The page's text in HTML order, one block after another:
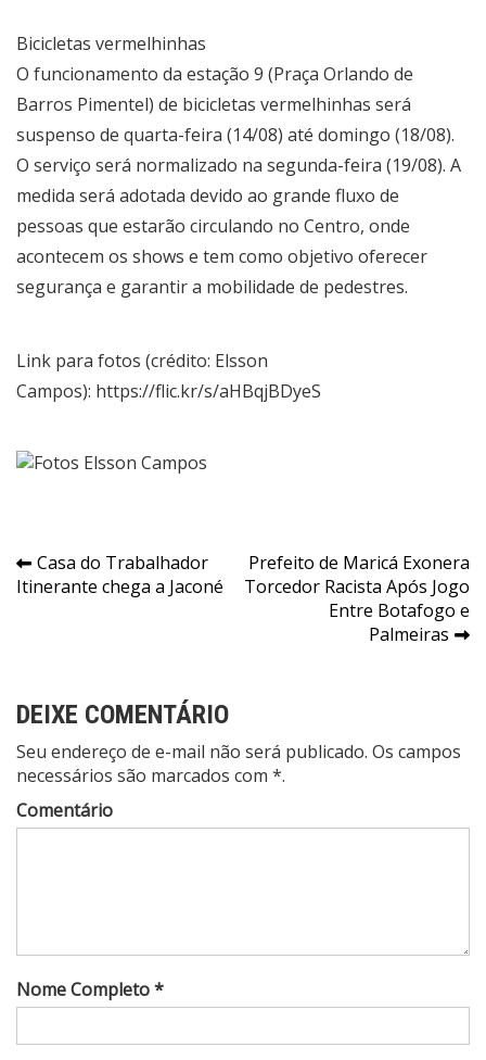
Bicicletas vermelhinhas
O funcionamento da estação 9 (Praça Orlando de
Barros Pimentel) de bicicletas vermelhinhas será
suspenso de quarta-feira (14/08) até domingo (18/08).
O serviço será normalizado na segunda-feira (19/08). A
medida será adotada devido ao grande fluxo de
pessoas que estarão circulando no Centro, onde
acontecem os shows e tem como objetivo oferecer
segurança e garantir a mobilidade de pedestres.
Link para fotos (crédito: Elsson
Campos): https://flic.kr/s/aHBqjBDyeS
Navegação
de
Casa do Trabalhador
Itinerante chega a Jaconé
Prefeito de Maricá Exonera
Torcedor Racista Após Jogo
Entre Botafogo e
Palmeiras
DEIXE COMENTÁRIO
Seu endereço de e-mail não será publicado. Os campos
necessários são marcados com *.
Comentário
Nome Completo *